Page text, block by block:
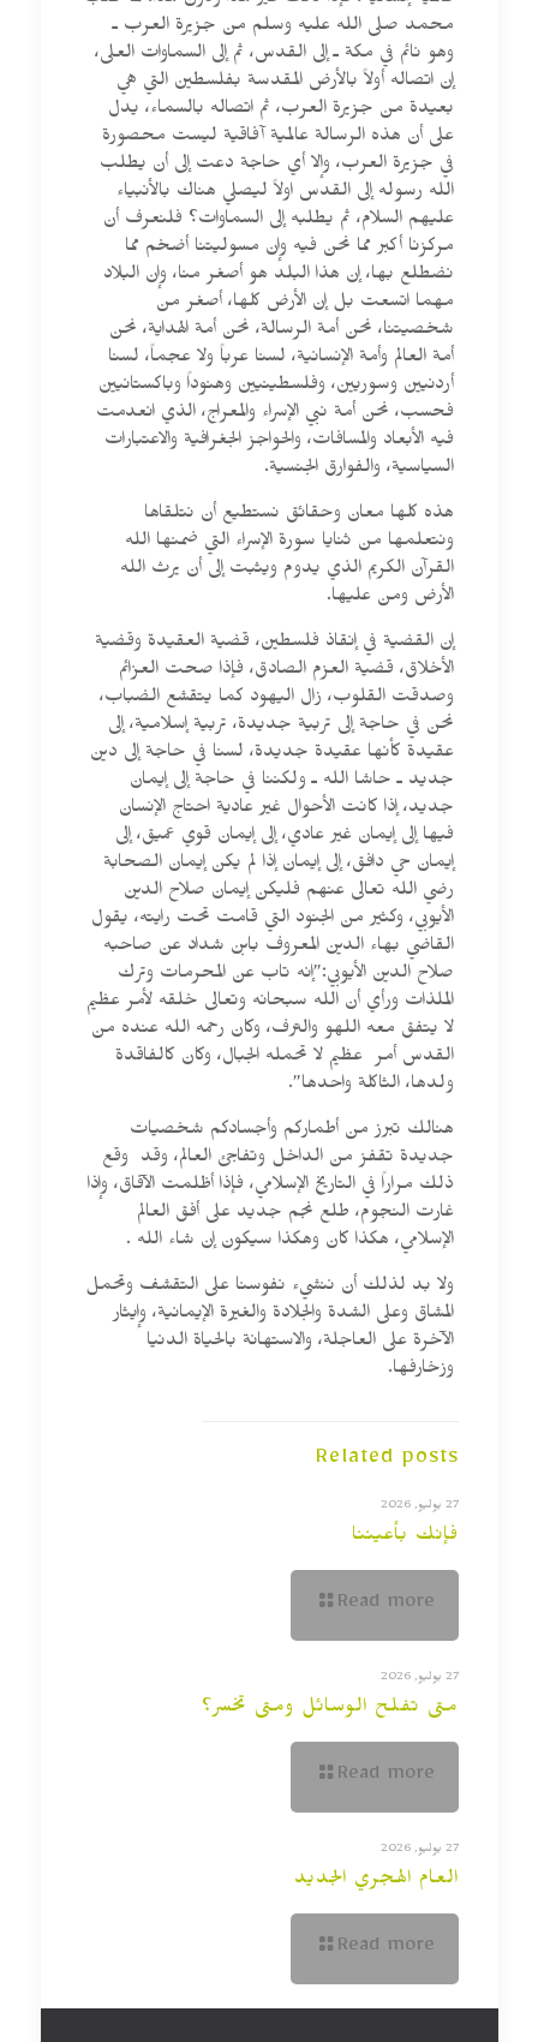
محمد صلى الله عليه وسلم من جزيرة العرب ـ
وهو نائم في مكة ـ إلى القدس، ثم إلى السماوات العلى،
إن اتصاله أولاً بالأرض المقدسة بفلسطين التي هي
بعيدة من جزيرة العرب، ثم اتصاله بالسماء، يدل
على أن هذه الرسالة عالمية آفاقية ليست محصورة
في جزيرة العرب، وإلا أي حاجة دعت إلى أن يطلب
الله رسوله إلى القدس اولاً ليصلي هناك بالأنبياء
عليهم السلام، ثم يطلبه إلى السماوات؟ فلنعرف أن
مركزنا أكبر مما نحن فيه وإن مسوليتنا أضخم مما
نضطلع بها، إن هذا البلد هو أصغر منا، وإن البلاد
مهما اتسعت بل إن الأرض كلها، أصغر من
شخصيتنا، نحن أمة الرسالة، نحن أمة الهداية، نحن
أمة العالم وأمة الإنسانية، لسنا عرباً ولا عجماً، لسنا
أردنيين وسوريين، وفلسطينيين وهنوداً وباكستانيين
فحسب، نحن أمة نبي الإسراء والمعراج، الذي انعدمت
فيه الأبعاد والمسافات، والحواجز الجغرافية والاعتبارات
السياسية، والفوارق الجنسية.
هذه كلها معان وحقائق نستطيع أن نتلقاها
ونتعلمها من ثنايا سورة الإسراء التي ضمنها الله
القرآن الكريم الذي يدوم ويثبت إلى أن يرث الله
الأرض ومن عليها.
إن القضية في إنقاذ فلسطين، قضية العقيدة وقضية
الأخلاق، قضية العزم الصادق، فإذا صحت العزائم
وصدقت القلوب، زال اليهود كما يتقشع الضباب،
نحن في حاجة إلى تربية جديدة، تربية إسلامية، إلى
عقيدة كأنها عقيدة جديدة، لسنا في حاجة إلى دين
جديد ـ حاشا الله ـ ولكننا في حاجة إلى إيمان
جديد، إذا كانت الأحوال غير عادية احتاج الإنسان
فيها إلى إيمان غير عادي، إلى إيمان قوي عميق، إلى
إيمان حي دافق، إلى إيمان إذا لم يكن إيمان الصحابة
رضي الله تعالى عنهم فليكن إيمان صلاح الدين
الأيوبي، وكثير من الجنود التي قامت تحت رايته، يقول
القاضي بهاء الدين المعروف بابن شداد عن صاحبه
صلاح الدين الأيوبي:”إنه تاب عن المحرمات وترك
الملذات ورأي أن الله سبحانه وتعالى خلقه لأمر عظيم
لا يتفق معه اللهو والترف، وكان رحمه الله عنده من
القدس أمر عظيم لا تحمله الجبال، وكان كالفاقدة
ولدها، الثاكلة واحدها”.
هنالك تبرز من أطماركم وأجسادكم شخصيات
جديدة تقفز من الداخل وتفاجئ العالم، وقد وقع
ذلك مراراً في التاريخ الإسلامي، فإذا أظلمت الآفاق، وإذا
غارت النجوم، طلع نجم جديد على أفق العالم
الإسلامي، هكذا كان وهكذا سيكون إن شاء الله .
ولا بد لذلك أن ننشيء نفوسنا على التقشف وتحمل
المشاق وعلى الشدة والجلادة والغيرة الإيمانية، وإيثار
الآخرة على العاجلة، والاستهانة بالحياة الدنيا
وزخارفها.
Related posts
27 يوليو, 2026
فإنك بأعيننا
Read more
27 يوليو, 2026
متى تفلح الوسائل ومتى تخسر؟
Read more
27 يوليو, 2026
العام الهجري الجديد
Read more